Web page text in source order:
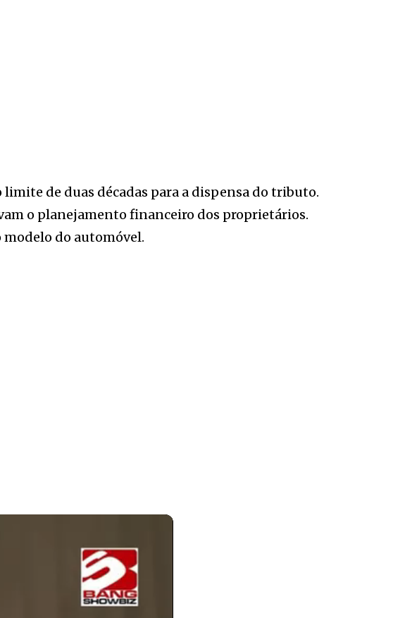
de duas décadas para a dispensa do tributo.
o planejamento financeiro dos proprietários.
modelo do automóvel.